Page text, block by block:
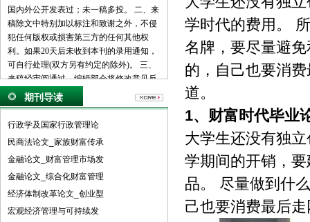
国内外公开发表过；未一稿多投。 二、来
稿除文中特别加以标注和致谢之外，不侵
犯任何版权或损害第三方的任何其他权
利。如果20天后未收到本刊的录用通知，
可自行处理(双方另有约定的除外)。 三、
来稿经审阅通过，编辑部会将修改意见反
馈给您，您应在收到通知7天内提交修改
稿。作者享有引用和复制该文的权利及著
作权法的其它权利。 四、一般来说，4500
文章，不能说清问题，很难保证学术质
量，本刊恕不受理。 五、论文格式及要
素：标题、作者、工作单位全称(院系处
室)、摘要、关键词、正文、注释、参考文
查看参考文献格式示例)、作者简介(100字
期刊导读
行政学及国家行政管理论
民商法论文_家族财富传承
金融论文_财富管理市场发
金融论文_综合化财富管理
经济体制改革论文_创业型
宏观经济管理与可持续发
学时代的费用。
名牌，要尽量避
的，自己也要消
道。
1、 财富时代毕业
大学生还没有独
学期间的开销，
品。 尽量做到什
己也要消费最后